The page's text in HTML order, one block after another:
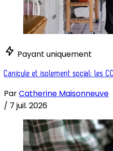
Payant uniquement
Canicule et isolement social: les
ParCatherine Maisonneuve
/ 7 juil. 2026